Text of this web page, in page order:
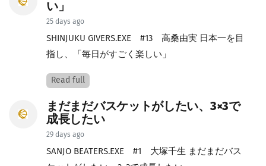
い」
25 days ago
SHINJUKU GIVERS.EXE #13 高桑由実 日本一を目
指し、「毎日がすごく楽しい」
Read full
まだまだバスケットがしたい、3×3で
成長したい
29 days ago
SANJO BEATERS.EXE #1 大塚千生 まだまだバス